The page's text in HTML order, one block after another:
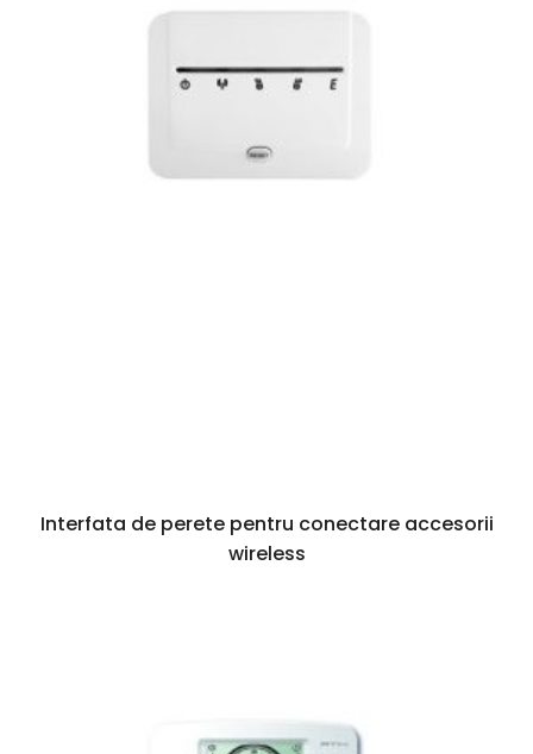
Interfata de perete pentru conectare accesorii
wireless